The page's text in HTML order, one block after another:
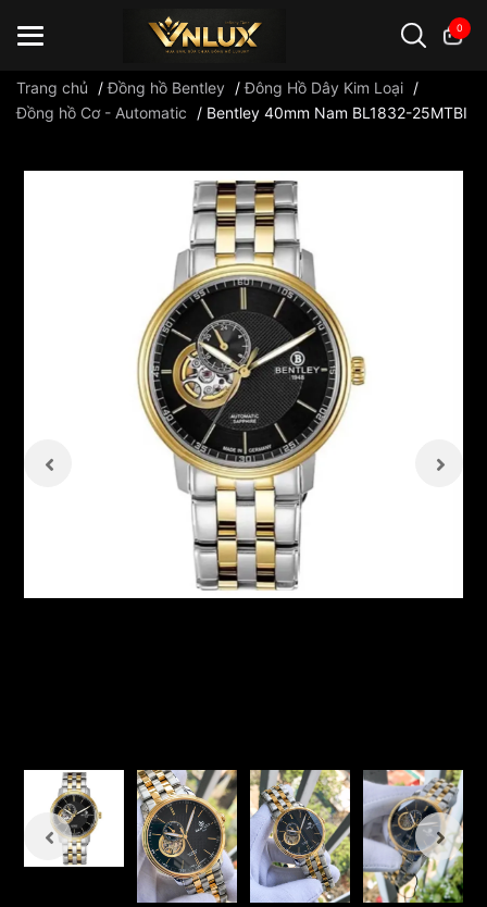
0
Trang chủ /Đồng hồ Bentley /Đông Hồ Dây Kim Loại /
Đồng hồ Cơ - Automatic
/ Bentley 40mm Nam BL1832-25MTBI